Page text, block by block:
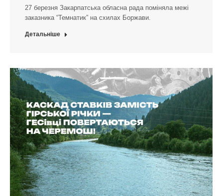
27 березня Закарпатська обласна рада поміняла межі
заказника “Темнатик” на схилах Боржави.
Детальніше